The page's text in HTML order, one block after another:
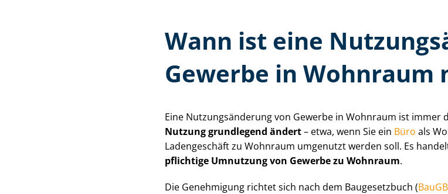
Wann ist eine
Gewerbe in Wohnraum
Eine Nut­zungs­än­de­rung von Gewerbe in Wohnraum ist immer
Nutzung grundlegend ändert– etwa, wenn Sie ein Büro als
Ladengeschäft zu Wohnraum umgenutzt werden soll. Es
pflich­ti­ge Umnutzung von Gewerbe zu Wohnraum.
Die Genehmigung richtet sich nach dem Baugesetzbuch (BauGB